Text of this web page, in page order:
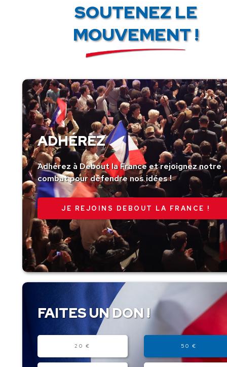
SOUTENEZ LE
MOUVEMENT !
ADHÉREZ
Adhérez à Debout la France et rejoignez notre
combat pour défendre nos idées !
JE REJOINS DEBOUT LA FRANCE !
FAITES UN DON !
20 € 50 €